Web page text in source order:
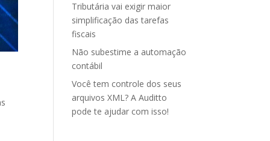
Tributária vai exigir maior
simplificação das tarefas
fiscais
Não subestime a automação
contábil
Você tem controle dos seus
arquivos XML? A Auditto
pode te ajudar com isso!